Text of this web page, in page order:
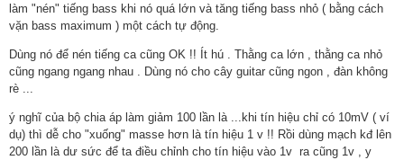
làm "nén" tiếng bass khi nó quá lớn và tăng tiếng bass nhỏ ( bằng cách
vặn bass maximum ) một cách tự động.
Dùng nó để nén tiếng ca cũng OK !! Ít hú . Thằng ca lớn , thằng ca nhỏ
cũng ngang ngang nhau . Dùng nó cho cây guitar cũng ngon , đàn không
rè ...
ý nghĩ của bộ chia áp làm giảm 100 lần là ...khi tín hiệu chỉ có 10mV ( ví
dụ) thì dễ cho "xuống" masse hơn là tín hiệu 1 v !! Rồi dùng mạch kđ lên
200 lần là dư sức để ta điều chỉnh cho tín hiệu vào 1v ra cũng 1v , y